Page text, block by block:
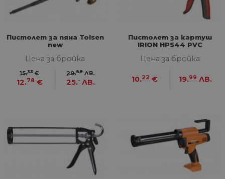
Пистолет за пяна Tolsen
new
Цена за бройка
15.33 €
12.78 €
29.98 ЛВ.
25.- ЛВ.
Пистолет за картуш
IRION HPS44 PVC
Цена за бройка
10.22 € 19.99 ЛВ.